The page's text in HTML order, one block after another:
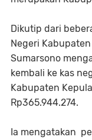
Dikutip dari
Negeri
Sumarsono
kembali ke kas
Kabupaten
Rp365.944.274.
Ia mengatakan